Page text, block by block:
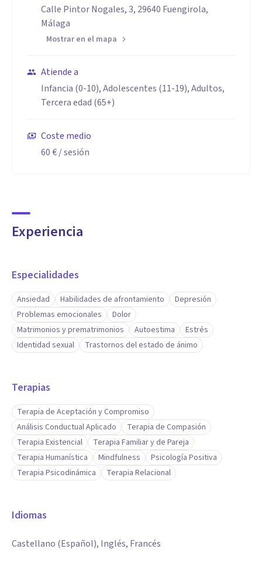
Calle Pintor Nogales, 3, 29640 Fuengirola,
Málaga
Mostrar en el mapa
Atiende a
Infancia (0-10), Adolescentes (11-19), Adultos,
Tercera edad (65+)
Coste medio
60 €/ sesión
Experiencia
Especialidades
Ansiedad Habilidades de afrontamiento
Depresión
Problemas emocionales
Dolor
Matrimonios y prematrimonios
Autoestima
Estrés
Identidad sexual
Trastornos del estado de ánimo
Terapias
Terapia de Aceptación y Compromiso
Análisis Conductual Aplicado
Terapia de Compasión
Terapia Existencial
Terapia Familiar y de Pareja
Terapia Humanística
Mindfulness
Psicología Positiva
Terapia Psicodinámica
Terapia Relacional
Idiomas
Castellano (Español), Inglés, Francés